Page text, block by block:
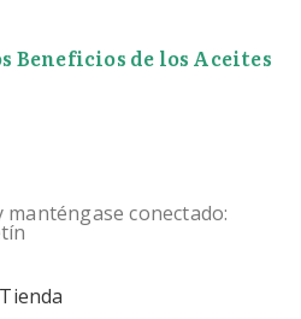
Beneficios de los Aceites
conectado:
Tienda